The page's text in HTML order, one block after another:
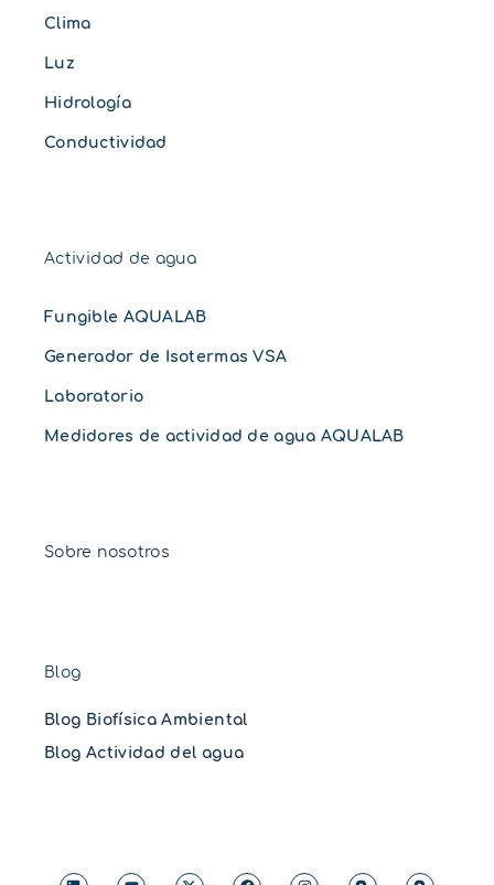
Clima
Luz
Hidrología
Conductividad
Actividad de agua
Fungible AQUALAB
Generador de Isotermas VSA
Laboratorio
Medidores de actividad de agua AQUALAB
Sobre nosotros
Blog
Blog Biofísica Ambiental
Blog Actividad del agua